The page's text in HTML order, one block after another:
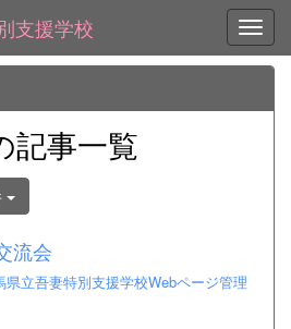
支援学校
記事一覧
流会
県立吾妻特別支援学校Webページ管理